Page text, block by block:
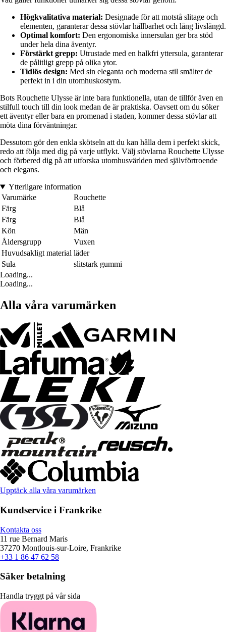
Högkvalitativa material: Designade för att motstå slitage och
elementen, garanterar dessa stövlar hållbarhet och lång livslängd.
Optimal komfort: Den ergonomiska innersulan ger bra stöd
under hela dina äventyr.
Förstärkt grepp: Utrustade med en halkfri yttersula, garanterar
de pålitligt grepp på olika ytor.
Tidlös design: Med sin eleganta och moderna stil smälter de
perfekt in i din utomhuskostym.
Bots Rouchette Ulysse är inte bara funktionella, utan de tillför även en
stilfull touch till din look medan de är praktiska. Oavsett om du söker
ett äventyr eller bara en promenad i staden, kommer dessa stövlar att
möta dina förväntningar.
Dessutom gör den enkla skötseln att du kan hålla dem i perfekt skick,
redo att följa med dig på varje utflykt. Välj stövlarna Rouchette Ulysse
och förbered dig på att utforska utomhusvärlden med självförtroende
och elegans.
Ytterligare information
Varumärke
Rouchette
Färg
Blå
Färg
Blå
Kön
Män
Åldersgrupp
Vuxen
Huvudsakligt material läder
Sula
slitstark gummi
Loading...
Loading...
Alla våra varumärken
Upptäck alla våra varumärken
Kundservice i Frankrike
Kontakta oss
11 rue Bernard Maris
37270 Montlouis-sur-Loire, Frankrike
+33 1 86 47 62 58
Säker betalning
Handla tryggt på vår sida